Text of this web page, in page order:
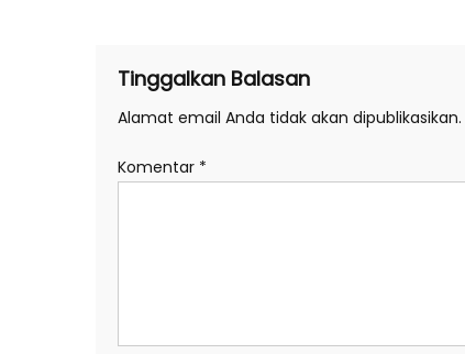
Tinggalkan Balasan
Alamat email Anda tidak akan dipublikasikan.
Komentar *